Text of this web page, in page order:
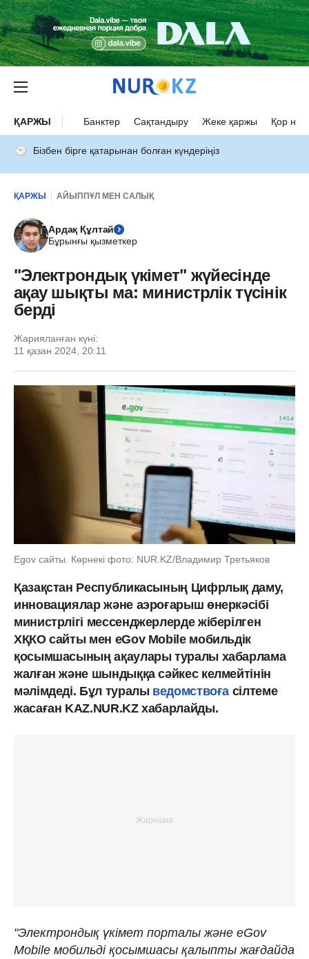
ҚАРЖЫ Банктер Сақтандыру Жеке қаржы Қор
Бізбен бірге қатарынан болған күндеріңіз
ҚАРЖЫ АЙЫППҰЛ МЕН САЛЫҚ
Ардақ Құлтай
Бұрынғы қызметкер
"Электрондық үкімет" жүйесінде
ақау шықты ма: министрлік түсінік
берді
Жарияланған күні:
11 қазан 2024, 20:11
Egov сайты. Көрнекі фото: NUR.KZ/Владимир Третьяков
Қазақстан Республикасының Цифрлық даму,
инновациялар және аэроғарыш өнеркәсібі
министрлігі мессенджерлерде жіберілген
ХҚКО сайты мен eGov Mobile мобильдік
қосымшасының ақаулары туралы хабарлама
жалған және шындыққа сәйкес келмейтінін
мәлімдеді. Бұл туралы ведомствоға сілтеме
жасаған KAZ.NUR.KZ хабарлайды.
"Электрондық үкімет порталы және eGov
Mobile мобильді қосымшасы қалыпты жағдайда